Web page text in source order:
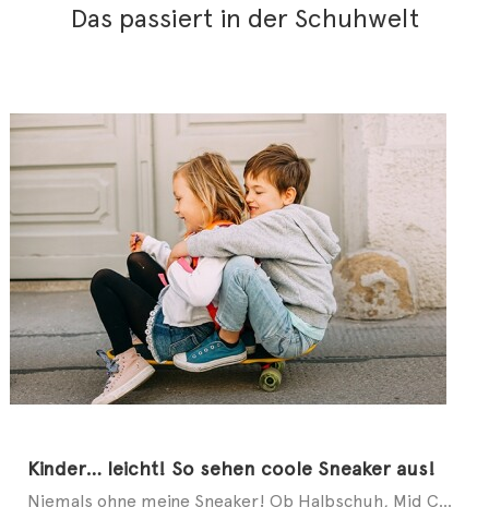
Das passiert in der Schuhwelt
Kinder… leicht! So sehen coole Sneaker aus!
Niemals ohne meine Sneaker! Ob Halbschuh, Mid Cut oder Slip-on – auch bei modebewussten Kids geht ...